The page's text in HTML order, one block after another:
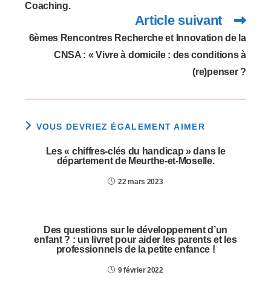
Coaching.
Article suivant
6èmes Rencontres Recherche et Innovation de la
CNSA : « Vivre à domicile : des conditions à
(re)penser ?
VOUS DEVRIEZ ÉGALEMENT AIMER
Les « chiffres-clés du handicap » dans le
département de Meurthe-et-Moselle.
22 mars 2023
Des questions sur le développement d’un
enfant ? : un livret pour aider les parents et les
professionnels de la petite enfance !
9 février 2022